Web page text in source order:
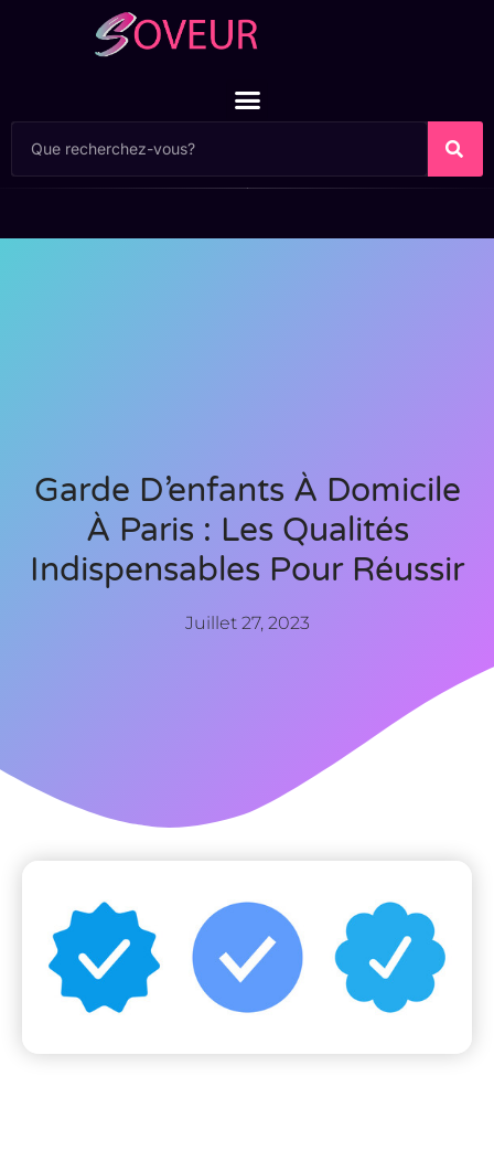
Garde D’enfants À Domicile
À Paris : Les Qualités
Indispensables Pour Réussir
Juillet 27, 2023